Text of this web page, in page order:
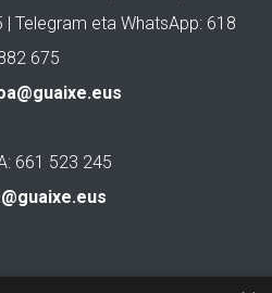
Telegram eta WhatsApp: 618
675
661 523 245
Commons Aitortu Partekatu